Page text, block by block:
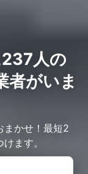
人の
者がいま
まかせ！最短2
ます。